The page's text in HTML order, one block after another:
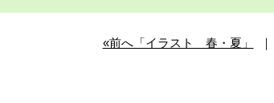
«前へ「イラスト 春・夏」